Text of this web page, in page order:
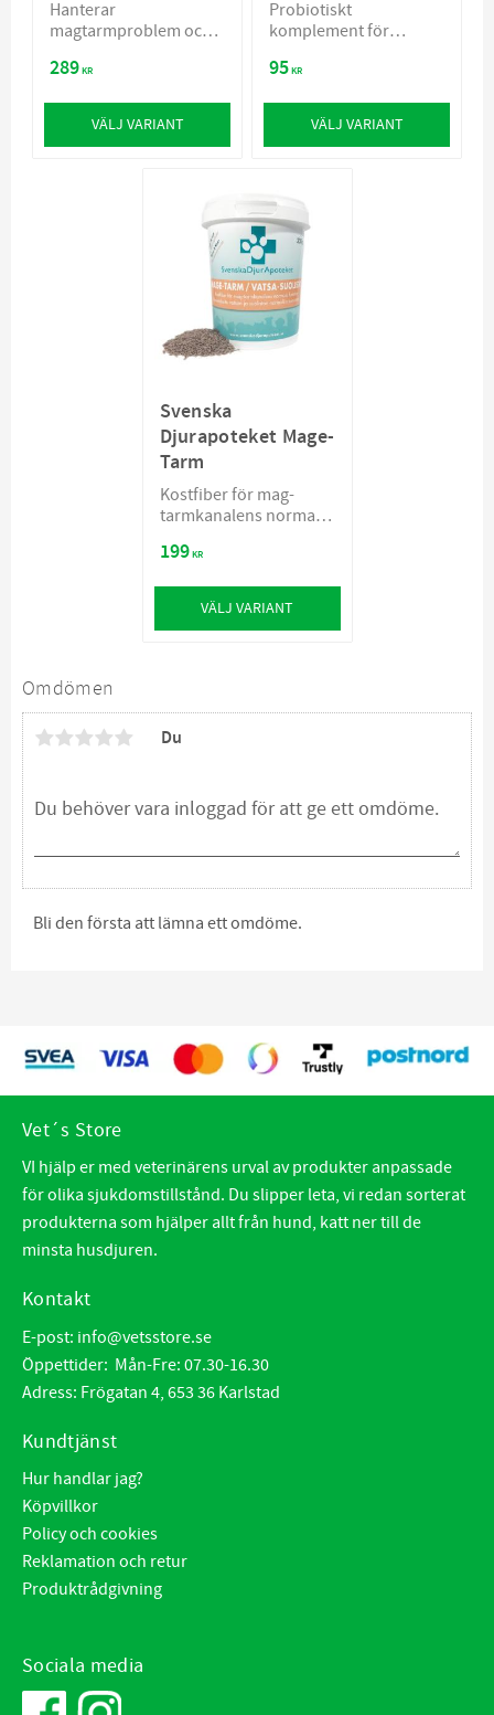
Omdömen
Du
Bli den första att lämna ett omdöme.
Hanterar
magtarmproblem och
289KR
VÄLJ VARIANT
Probiotiskt
komplement för
balans i mag- och
95KR
VÄLJ VARIANT
Svenska
Djurapoteket Mage-
Tarm
Kostfiber för mag-
tarmkanalens normala
199KR
VÄLJ VARIANT
Vet´s Store
VI hjälp er med veterinärens urval av produkter anpassade
för olika sjukdomstillstånd. Du slipper leta, vi redan sorterat
produkterna som hjälper allt från hund, katt ner till de
minsta husdjuren.
Kontakt
E-post: info@vetsstore.se
Öppettider: Mån-Fre: 07.30-16.30
Adress: Frögatan 4, 653 36 Karlstad
Kundtjänst
Hur handlar jag?
Köpvillkor
Policy och cookies
Reklamation och retur
Produktrådgivning
Sociala media